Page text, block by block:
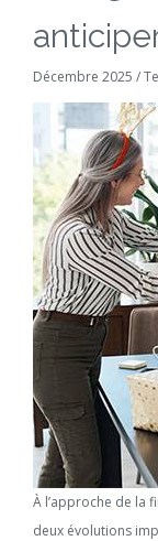
Décembre 2025 /
À l’approche de la
deux évolutions